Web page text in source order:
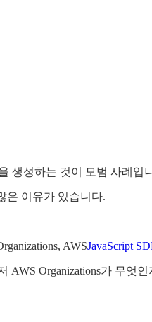
생성하는 것이 모범 사례
은 이유가 있습니다.
AWSJavaScript
Organizations가 무엇